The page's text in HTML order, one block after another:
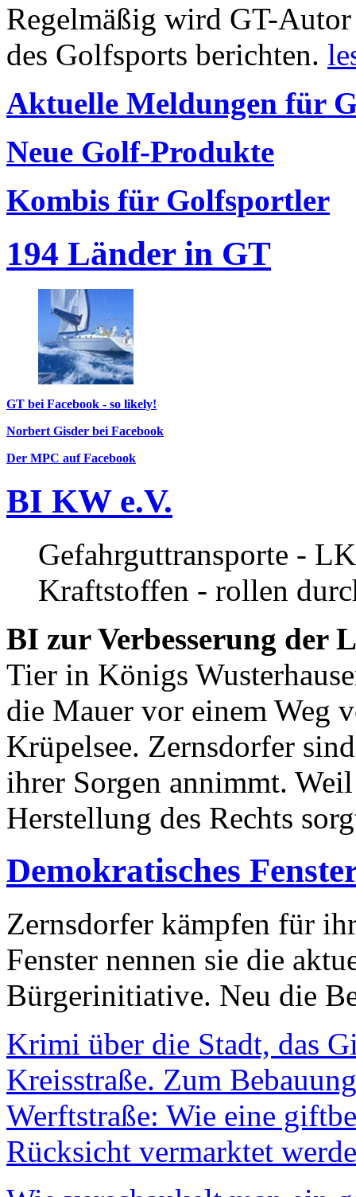
Regelmäßig wird GT-
des Golfsports berichten.
Aktuelle Meldungen für
Neue Golf-Produkte
Kombis für Golfsportler
194 Länder in GT
GT bei Facebook - so likely!
Norbert Gisder bei Facebook
Der MPC auf Facebook
BI KW e.V.
Gefahrguttransporte -
Kraftstoffen - rollen
BI zur Verbesserung der
Tier in Königs
die Mauer vor einem Weg
Krüpelsee. Zernsdorfer
ihrer Sorgen annimmt.
Herstellung des Rechts
Demokratisches
Zernsdorfer kämpfen für
Fenster nennen sie die
Bürgerinitiative. Neu die
Krimi über die Stadt, das
Kreisstraße. Zum
Werftstraße: Wie eine
Rücksicht vermarktet